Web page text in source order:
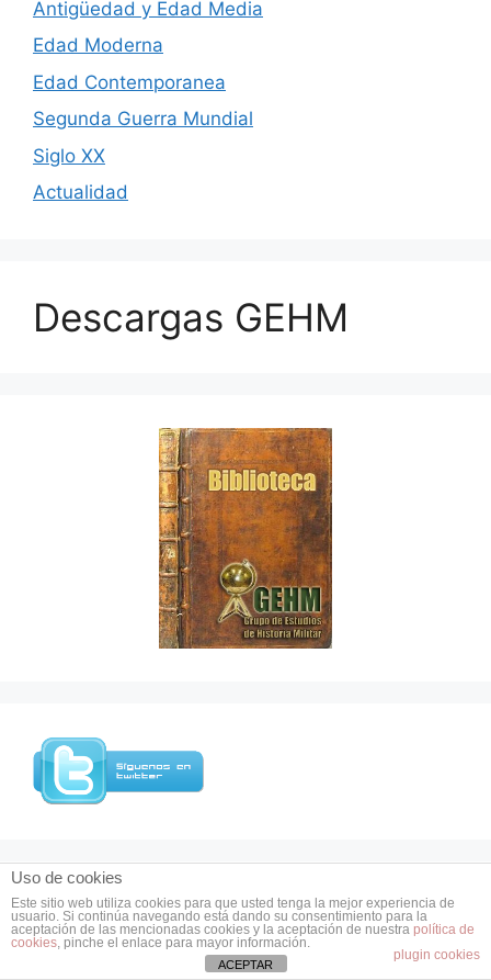
Antigüedad y Edad Media
Edad Moderna
Edad Contemporanea
Segunda Guerra Mundial
Siglo XX
Actualidad
Descargas GEHM
Uso de cookies
Este sitio web utiliza cookies para que usted tenga la mejor experiencia de
usuario. Si continúa navegando está dando su consentimiento para la
aceptación de las mencionadas cookies y la aceptación de nuestra política de
cookies, pinche el enlace para mayor información.
plugin cookies
ACEPTAR